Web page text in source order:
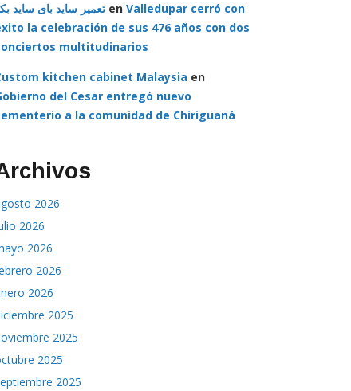
تعمیر ساید بای ساید en Valledupar cerró con
la celebración de sus 476 años con dos
multitudinarios
kitchen cabinet Malaysia en
del Cesar entregó nuevo
a la comunidad de Chiriguaná
2026
2026
2026
2026
2026
2025
2025
2025
2025